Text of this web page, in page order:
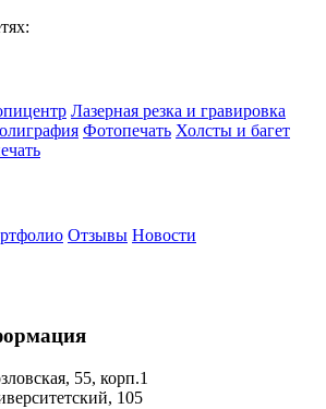
Лазерная резка и гравировка
Фотопечать Холсты и багет
Отзывы Новости
55, корп.1
105